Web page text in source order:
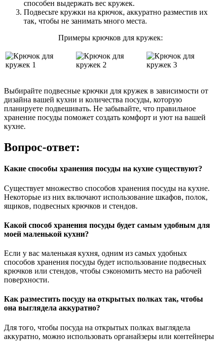
способен выдержать вес кружек.
Подвесьте кружки на крючок, аккуратно разместив их
так, чтобы не занимать много места.
Примеры крючков для кружек:
Выбирайте подвесные крючки для кружек в зависимости от
дизайна вашей кухни и количества посуды, которую
планируете подвешивать. Не забывайте, что правильное
хранение посуды поможет создать комфорт и уют на вашей
кухне.
Вопрос-ответ:
Какие способы хранения посуды на кухне существуют?
Существует множество способов хранения посуды на кухне.
Некоторые из них включают использование шкафов, полок,
ящиков, подвесных крючков и стендов.
Какой способ хранения посуды будет самым удобным для
моей маленькой кухни?
Если у вас маленькая кухня, одним из самых удобных
способов хранения посуды будет использование подвесных
крючков или стендов, чтобы сэкономить место на рабочей
поверхности.
Как разместить посуду на открытых полках так, чтобы
она выглядела аккуратно?
Для того, чтобы посуда на открытых полках выглядела
аккуратно, можно использовать органайзеры или контейнеры